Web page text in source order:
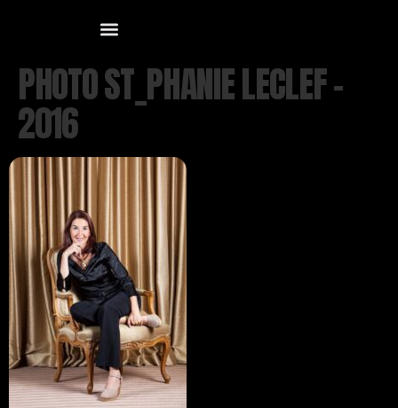
PHOTO ST_PHANIE LECLEF –
2016